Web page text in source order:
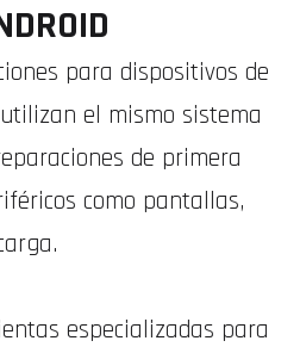
para dispositivos de
el mismo sistema
de primera
como pantallas,
especializadas para